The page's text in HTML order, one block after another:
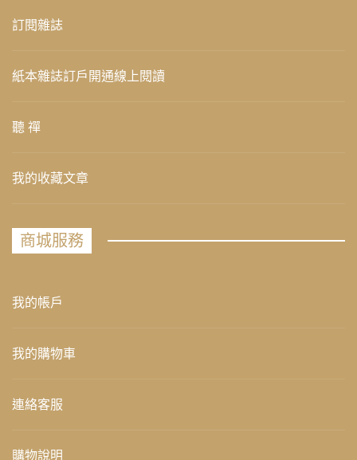
訂閱雜誌
紙本雜誌訂戶開通線上閱讀
聽 禪
我的收藏文章
商城服務
我的帳戶
我的購物車
連絡客服
購物說明